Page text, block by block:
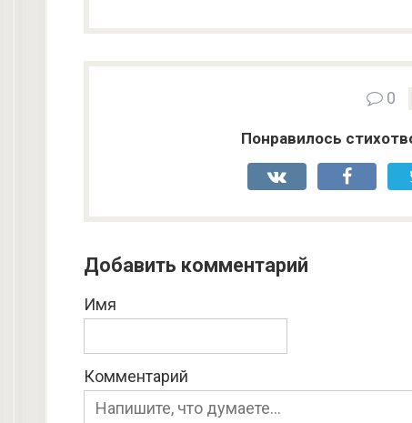
0
Понравилось
Добавить комментарий
Имя
Комментарий